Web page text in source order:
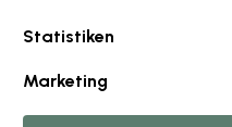
USA Karten
Statistiken
Marketing